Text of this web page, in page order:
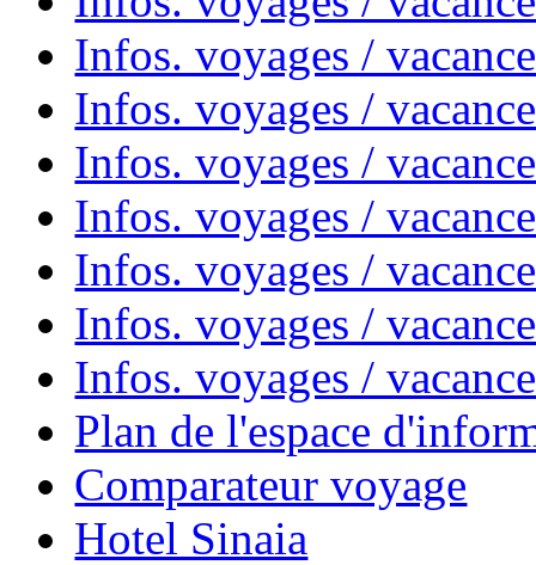
Infos. voyages /
Infos. voyages /
Infos. voyages /
Infos. voyages /
Infos. voyages /
Infos. voyages /
Infos. voyages /
Plan de l'espace
Comparateur voyage
Hotel Sinaia